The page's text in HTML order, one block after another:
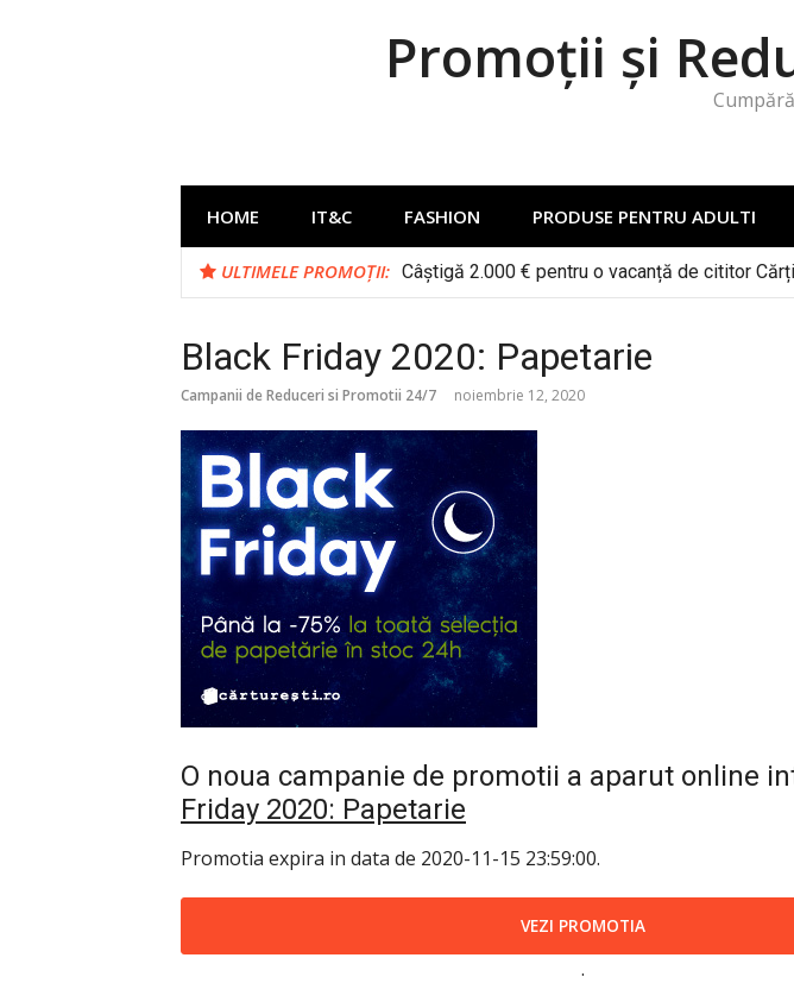
Promoții și
HOME IT&C FASHION PRODUSE PENTRU ADULTI
ULTIMELE PROMOȚII: Câștigă 2.000 € pentru o vacanță de cititor
Black Friday 2020: Papetarie
Campanii de Reduceri si Promotii 24/7 noiembrie 12, 2020
O noua campanie de promotii a aparut online
Friday 2020: Papetarie
Promotia expira in data de 2020-11-15 23:59:00.
VEZI PROMOTIA
.